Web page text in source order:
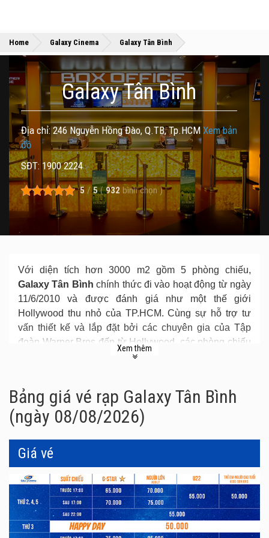
Home »
Galaxy Cinema »
Galaxy Tân Bình
Galaxy Tân Bình
Địa chỉ: 246 Nguyễn Hồng Đào, Q.TB, Tp.HCM Xem bản
đồ
SĐT: 1900 2224
5 / 5 ( 932 bình chọn )
Với diện tích hơn 3000 m2 gồm 5 phòng chiếu,
Galaxy Tân Bình chính thức đi vào hoạt động từ ngày
11/6/2010 và được đánh giá như một thế giới
Hollywood thu nhỏ của TP.HCM. Cùng sự hỗ trợ tư
vấn thiết kế và lắp đặt bởi các chuyên gia của Tập
đoàn Warner Bros đến từ Hollywood, các phòng chiếu
2D và 3D với màn hình chiếu sắc nét và dàn âm thanh
Xem thêm
Bảng giá vé rạp Galaxy Tân Bình
(ngày 08/08/2026)
Giá vé